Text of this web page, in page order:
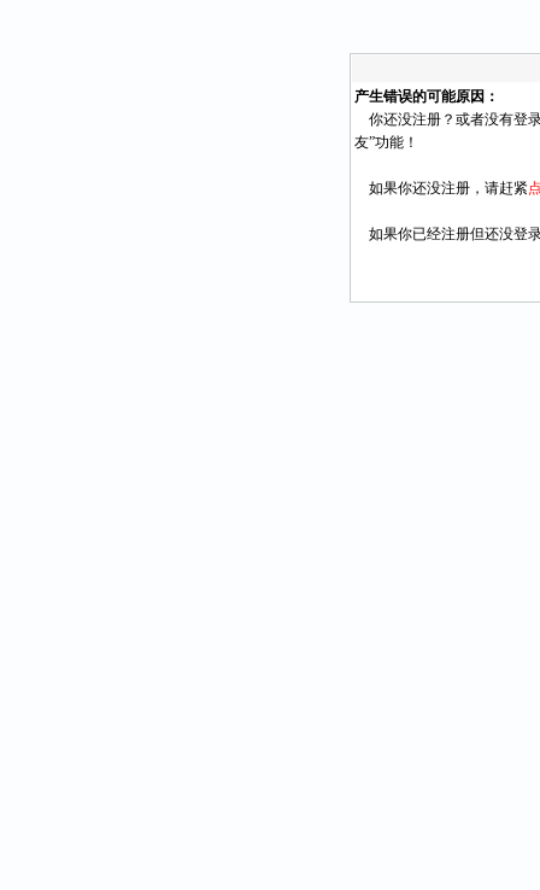
产生错误的可能原因：
你还没注册？或者没有登
友”功能！
如果你还没注册，请赶紧
如果你已经注册但还没登